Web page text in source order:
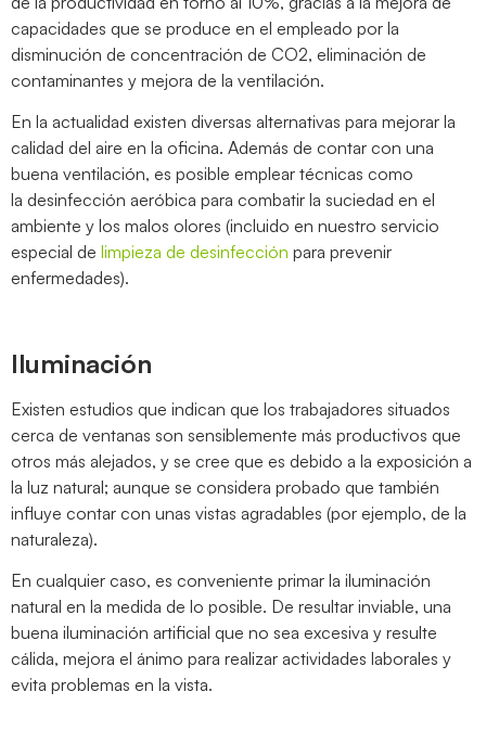
capacidades que se produce en el empleado por la
disminución de concentración de CO2, eliminación de
contaminantes y mejora de la ventilación.
En la actualidad existen diversas alternativas para mejorar la
calidad del aire en la oficina. Además de contar con una
buena ventilación, es posible emplear técnicas como
la desinfección aeróbica para combatir la suciedad en el
ambiente y los malos olores (incluido en nuestro servicio
especial de limpieza de desinfección para prevenir
enfermedades).
Iluminación
Existen estudios que indican que los trabajadores situados
cerca de ventanas son sensiblemente más productivos que
otros más alejados, y se cree que es debido a la exposición a
la luz natural; aunque se considera probado que también
influye contar con unas vistas agradables (por ejemplo, de la
naturaleza).
En cualquier caso, es conveniente primar la iluminación
natural en la medida de lo posible. De resultar inviable, una
buena iluminación artificial que no sea excesiva y resulte
cálida, mejora el ánimo para realizar actividades laborales y
evita problemas en la vista.